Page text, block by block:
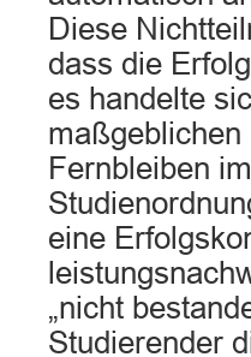
Diese
dass die
es handelte
maßgeblichen
Fernbleiben
eine
„nicht
Studierender